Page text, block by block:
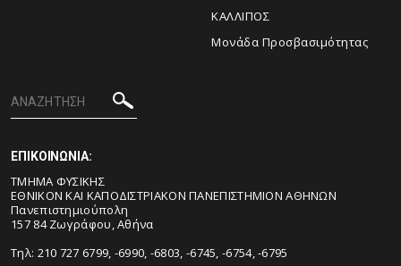
ΚΑΛΛΙΠΟΣ
Μονάδα Προσβασιμότητας
ΕΠΙΚΟΙΝΩΝΙΑ:
ΤΜΗΜΑ ΦΥΣΙΚΗΣ
ΕΘΝΙΚΟΝ ΚΑΙ ΚΑΠΟΔΙΣΤΡΙΑΚΟΝ ΠΑΝΕΠΙΣΤΗΜΙΟΝ ΑΘΗΝΩΝ
Πανεπιστημιούπολη
157 84 Ζωγράφου, Αθήνα
Τηλ: 210 727 6799, -6990, -6803, -6745, -6754, -6795